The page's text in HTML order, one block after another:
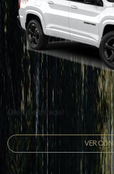
Oferta expirada!
VER